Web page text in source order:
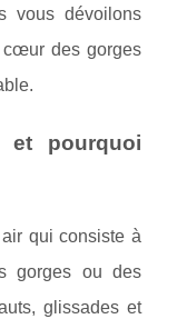
vous dévoilons
cœur des gorges
et pourquoi
qui consiste à
gorges ou des
glissades et